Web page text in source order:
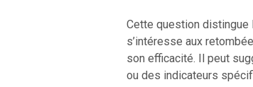
Cette question
s’intéresse aux
son efficacité. Il peut
ou des indicateurs